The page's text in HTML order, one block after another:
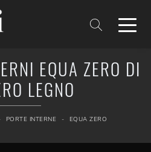
EQUA ZERO DI
LEGNO
PORTE INTERNE - EQUA ZERO